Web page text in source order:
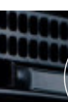
CP3200(F)
CP3360
CP340
CP3500
CP3540
CP30084E
CP30104